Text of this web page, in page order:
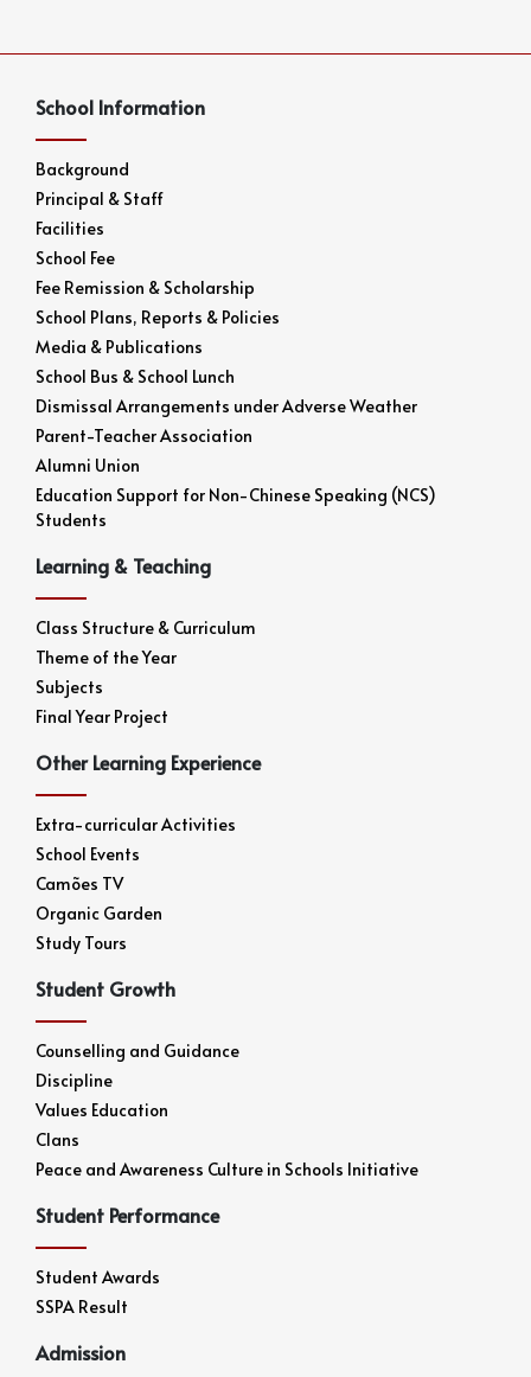
School Information
Background
Principal & Staff
Facilities
School Fee
Fee Remission & Scholarship
School Plans, Reports & Policies
Media & Publications
School Bus & School Lunch
Dismissal Arrangements under Adverse Weather
Parent-Teacher Association
Alumni Union
Education Support for Non-Chinese Speaking (NCS)
Students
Learning & Teaching
Class Structure & Curriculum
Theme of the Year
Subjects
Final Year Project
Other Learning Experience
Extra-curricular Activities
School Events
Camões TV
Organic Garden
Study Tours
Student Growth
Counselling and Guidance
Discipline
Values Education
Clans
Peace and Awareness Culture in Schools Initiative
Student Performance
Student Awards
SSPA Result
Admission